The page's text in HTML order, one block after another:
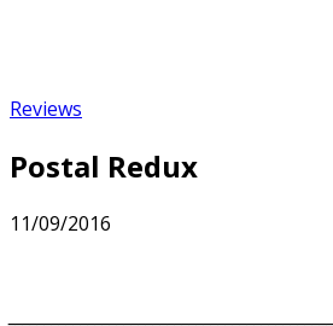
Reviews
Postal Redux
11/09/2016